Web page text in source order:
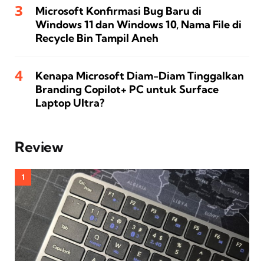
Microsoft Konfirmasi Bug Baru di
Windows 11 dan Windows 10, Nama File di
Recycle Bin Tampil Aneh
Kenapa Microsoft Diam-Diam Tinggalkan
Branding Copilot+ PC untuk Surface
Laptop Ultra?
Review